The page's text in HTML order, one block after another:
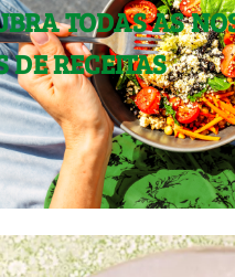
TODAS AS
DE RECEITAS